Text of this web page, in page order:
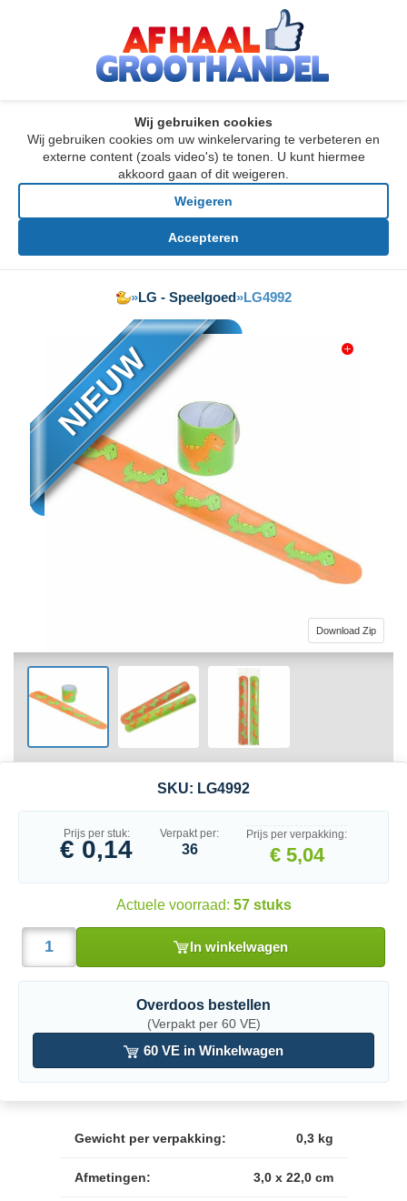
Wij gebruiken cookies
Wij gebruiken cookies om uw winkelervaring te verbeteren en
externe content (zoals video's) te tonen. U kunt hiermee
akkoord gaan of dit weigeren.
Weigeren
Accepteren
»LG - Speelgoed»LG4992
NIEUW
Download Zip
SKU: LG4992
Prijs per stuk:
€ 0,14
Verpakt per:
36
Prijs per verpakking:
€ 5,04
Actuele voorraad: 57 stuks
In winkelwagen
Overdoos bestellen
(Verpakt per 60 VE)
60 VE in Winkelwagen
Gewicht per verpakking: 0,3 kg
Afmetingen: 3,0 x 22,0 cm